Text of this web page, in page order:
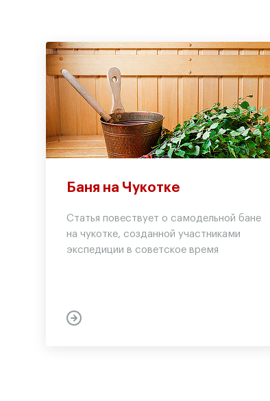
Баня на Чукотке
Статья повествует о самодельной бане
на чукотке, созданной участниками
экспедиции в советское время